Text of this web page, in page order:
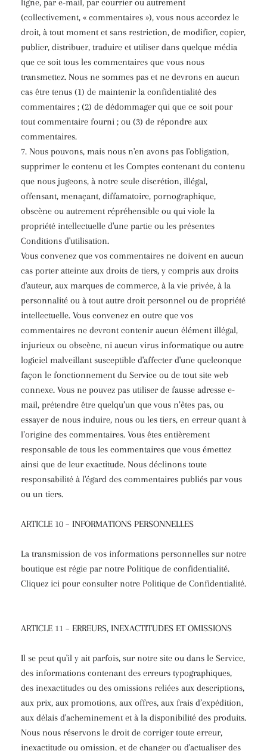
ligne, par e-mail, par courrier ou autrement
(collectivement, « commentaires »), vous nous accordez le
droit, à tout moment et sans restriction, de modifier, copier,
publier, distribuer, traduire et utiliser dans quelque média
que ce soit tous les commentaires que vous nous
transmettez. Nous ne sommes pas et ne devrons en aucun
cas être tenus (1) de maintenir la confidentialité des
commentaires ; (2) de dédommager qui que ce soit pour
tout commentaire fourni ; ou (3) de répondre aux
commentaires.
7. Nous pouvons, mais nous n'en avons pas l'obligation,
supprimer le contenu et les Comptes contenant du contenu
que nous jugeons, à notre seule discrétion, illégal,
offensant, menaçant, diffamatoire, pornographique,
obscène ou autrement répréhensible ou qui viole la
propriété intellectuelle d'une partie ou les présentes
Conditions d'utilisation.
Vous convenez que vos commentaires ne doivent en aucun
cas porter atteinte aux droits de tiers, y compris aux droits
d'auteur, aux marques de commerce, à la vie privée, à la
personnalité ou à tout autre droit personnel ou de propriété
intellectuelle. Vous convenez en outre que vos
commentaires ne devront contenir aucun élément illégal,
injurieux ou obscène, ni aucun virus informatique ou autre
logiciel malveillant susceptible d'affecter d'une quelconque
façon le fonctionnement du Service ou de tout site web
connexe. Vous ne pouvez pas utiliser de fausse adresse e-
mail, prétendre être quelqu’un que vous n’êtes pas, ou
essayer de nous induire, nous ou les tiers, en erreur quant à
l’origine des commentaires. Vous êtes entièrement
responsable de tous les commentaires que vous émettez
ainsi que de leur exactitude. Nous déclinons toute
responsabilité à l'égard des commentaires publiés par vous
ou un tiers.
ARTICLE 10 – INFORMATIONS PERSONNELLES
La transmission de vos informations personnelles sur notre
boutique est régie par notre Politique de confidentialité.
Cliquez ici pour consulter notre Politique de Confidentialité.
ARTICLE 11 – ERREURS, INEXACTITUDES ET OMISSIONS
Il se peut qu'il y ait parfois, sur notre site ou dans le Service,
des informations contenant des erreurs typographiques,
des inexactitudes ou des omissions reliées aux descriptions,
aux prix, aux promotions, aux offres, aux frais d’expédition,
aux délais d'acheminement et à la disponibilité des produits.
Nous nous réservons le droit de corriger toute erreur,
inexactitude ou omission, et de changer ou d'actualiser des